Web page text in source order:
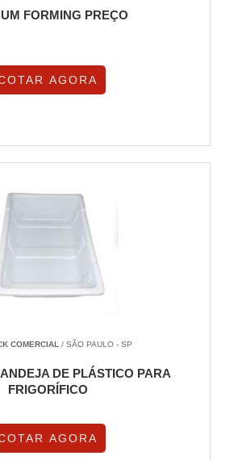
FORMING PREÇO
AGORA
COMERCIAL/ SÃO PAULO - SP
DE PLÁSTICO PARA
FRIGORÍFICO
AGORA